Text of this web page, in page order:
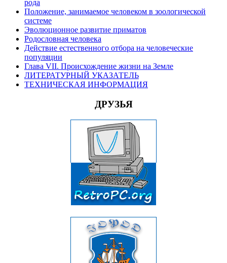
рода
Положение, занимаемое человеком в зоологической
системе
Эволюционное развитие приматов
Родословная человека
Действие естественного отбора на человеческие
популяции
Глава VII. Происхождение жизни на Земле
ЛИТЕРАТУРНЫЙ УКАЗАТЕЛЬ
ТЕХНИЧЕСКАЯ ИНФОРМАЦИЯ
ДРУЗЬЯ